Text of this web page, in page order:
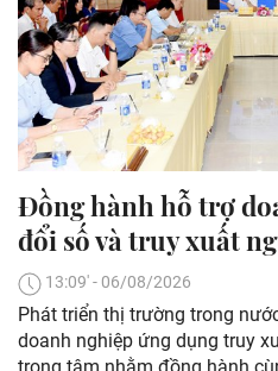
Đồng hành hỗ trợ
đổi số và truy xuất
13:09' - 06/08/2026
Phát triển thị trường trong
doanh nghiệp ứng dụng truy
trọng tâm nhằm đồng hành